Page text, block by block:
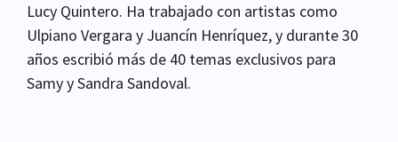
Lucy Quintero. Ha trabajado con artistas como
Ulpiano Vergara y Juancín Henríquez, y durante 30
años escribió más de 40 temas exclusivos para
Samy y Sandra Sandoval.